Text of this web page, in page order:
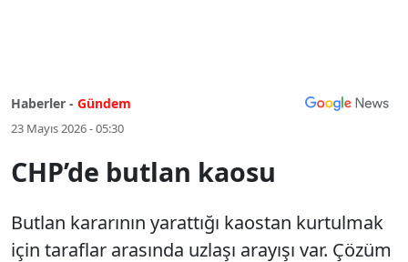
Haberler - Gündem
23 Mayıs 2026 - 05:30
CHP’de butlan kaosu
Butlan kararının yarattığı kaostan kurtulmak
için taraflar arasında uzlaşı arayışı var. Çözüm